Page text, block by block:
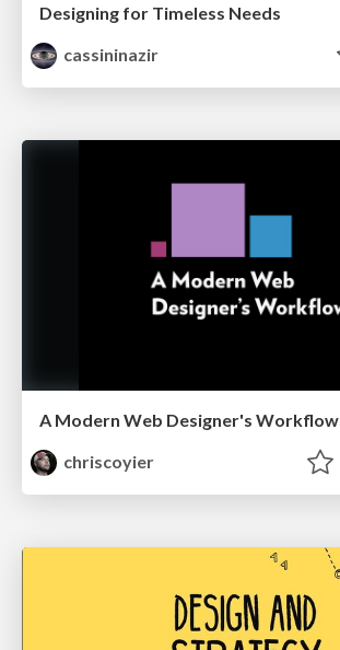
Designing for Timeless Needs
cassininazir
A Modern Web Designer's Workflow
chriscoyier